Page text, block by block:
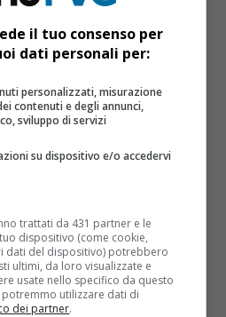
candidarsi
curriculumentro
attraverso ilsito
Friuli-Venezia
all’evento
al Recruiting Day
sono:
il tuo consenso per
dati personali per:
personalizzati, misurazione
contenuti e degli annunci,
sviluppo di servizi
su dispositivo e/o accedervi
trattati da 431 partner e le
dispositivo (come cookie,
dati del dispositivo) potrebbero
ultimi, da loro visualizzate e
usate nello specifico da questo
utilizzare dati di
dei partner.